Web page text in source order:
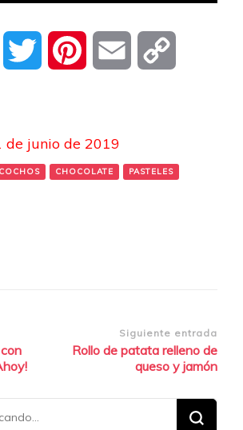
Facebook Twitter Pinterest Email
de junio de 2019
CHOCOLATE PASTELES
Siguiente entrada
Rollo de patata relleno de
queso y jamón